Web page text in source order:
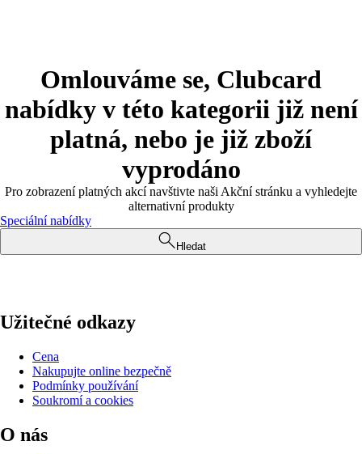
Omlouváme se, Clubcard
nabídky v této kategorii již není
platná, nebo je již zboží
vyprodáno
Pro zobrazení platných akcí navštivte naši Akční stránku a vyhledejte
alternativní produkty
Speciální nabídky
Hledat
Užitečné odkazy
Cena
Nakupujte online bezpečně
Podmínky používání
Soukromí a cookies
O nás